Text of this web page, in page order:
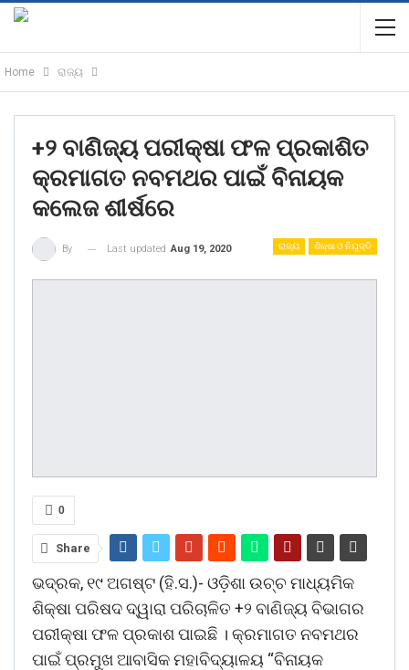
Home ରାଜ୍ୟ
+୨ ବାଣିଜ୍ୟ ପରୀକ୍ଷା ଫଳ ପ୍ରକାଶିତ
କ୍ରମାଗତ ନବମଥର ପାଇଁ ବିନାୟକ
କଲେଜ ଶୀର୍ଷରେ
ରାଜ୍ୟ ଶିକ୍ଷା ଓ ନିଯୁକ୍ତି
By Last updated Aug 19, 2020
0
Share
ଭଦ୍ରକ, ୧୯ ଅଗଷ୍ଟ (ହି.ସ.)- ଓଡ଼ିଶା ଉଚ୍ଚ ମାଧ୍ୟମିକ
ଶିକ୍ଷା ପରିଷଦ ଦ୍ୱାରା ପରିଚାଳିତ +୨ ବାଣିଜ୍ୟ ବିଭାଗର
ପରୀକ୍ଷା ଫଳ ପ୍ରକାଶ ପାଇଛି । କ୍ରମାଗତ ନବମଥର
ପାଇଁ ପ୍ରମୁଖ ଆବାସିକ ମହାବିଦ୍ୟାଳୟ “ବିନାୟକ